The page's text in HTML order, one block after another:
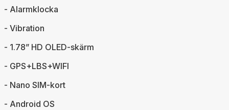
- Alarmklocka
- Vibration
- 1.78” HD OLED-skärm
- GPS+LBS+WIFI
- Nano SIM-kort
- Android OS